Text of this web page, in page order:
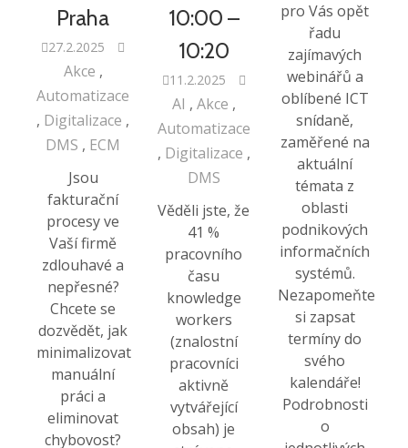
Praha
27.2.2025
Akce
Automatizace
Digitalizace
DMS
ECM
Jsou
fakturační
procesy ve
Vaší firmě
zdlouhavé a
nepřesné?
Chcete se
dozvědět, jak
minimalizovat
manuální
práci a
eliminovat
chybovost?
10:00 –
10:20
11.2.2025
AI
Akce
Automatizace
Digitalizace
DMS
Věděli jste, že
41 %
pracovního
času
knowledge
workers
(znalostní
pracovníci
aktivně
vytvářející
obsah) je
pro Vás opět
řadu
zajímavých
webinářů a
oblíbené ICT
snídaně,
zaměřené na
aktuální
témata z
oblasti
podnikových
informačních
systémů.
Nezapomeňte
si zapsat
termíny do
svého
kalendáře!
Podrobnosti
o